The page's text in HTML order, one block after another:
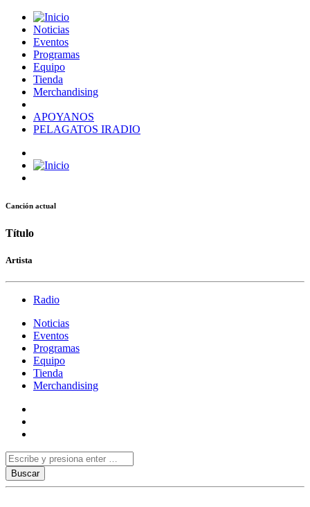
Noticias
Eventos
Programas
Equipo
Tienda
Merchandising
APOYANOS
PELAGATOS IRADIO
Canción actual
Título
Artista
Radio
Noticias
Eventos
Programas
Equipo
Tienda
Merchandising